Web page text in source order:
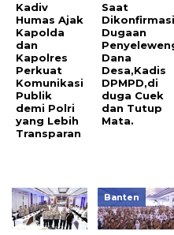
Kadiv
Humas Ajak
Kapolda
dan
Kapolres
Perkuat
Komunikasi
Publik
demi Polri
yang Lebih
Transparan
Saat
Dikonfirmasi
Dugaan
Dana
Desa,Kadis
DPMPD,di
duga Cuek
dan Tutup
Mata.
Banten